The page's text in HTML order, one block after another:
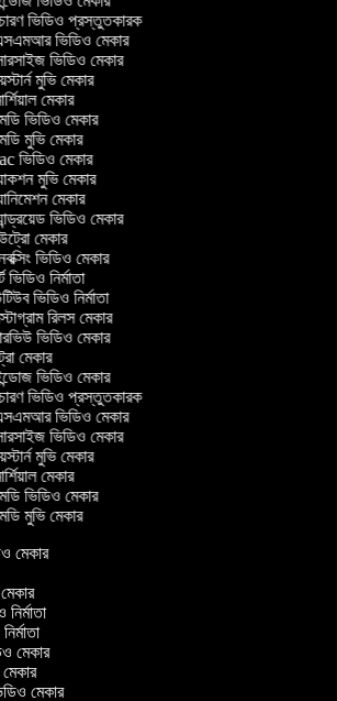
ভিডিও প্রস্তুতকারক
ভিডিও মেকার
ভিডিও মেকার
মুভি মেকার
মেকার
ভিডিও মেকার
মুভি মেকার
ভিডিও মেকার
মুভি মেকার
মেকার
ভিডিও মেকার
মেকার
ভিডিও মেকার
নির্মাতা
ভিডিও নির্মাতা
রিলস মেকার
ভিডিও মেকার
মেকার
ভিডিও মেকার
ভিডিও প্রস্তুতকারক
ভিডিও মেকার
ভিডিও মেকার
মুভি মেকার
মেকার
ভিডিও মেকার
মুভি মেকার
মেকার
নির্মাতা
মেকার
মেকার
মেকার